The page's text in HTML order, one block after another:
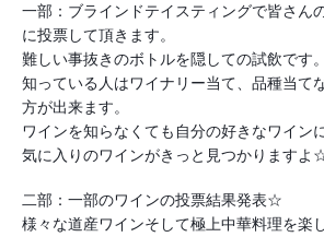
一部：ブラインドテイスティングで皆さん
に投票して頂きます。
難しい事抜きのボトルを隠しての試飲です。
知っている人はワイナリー当て、品種当て
方が出来ます。
ワインを知らなくても自分の好きなワイン
気に入りのワインがきっと見つかりますよ
二部：一部のワインの投票結果発表☆
様々な道産ワインそして極上中華料理を楽